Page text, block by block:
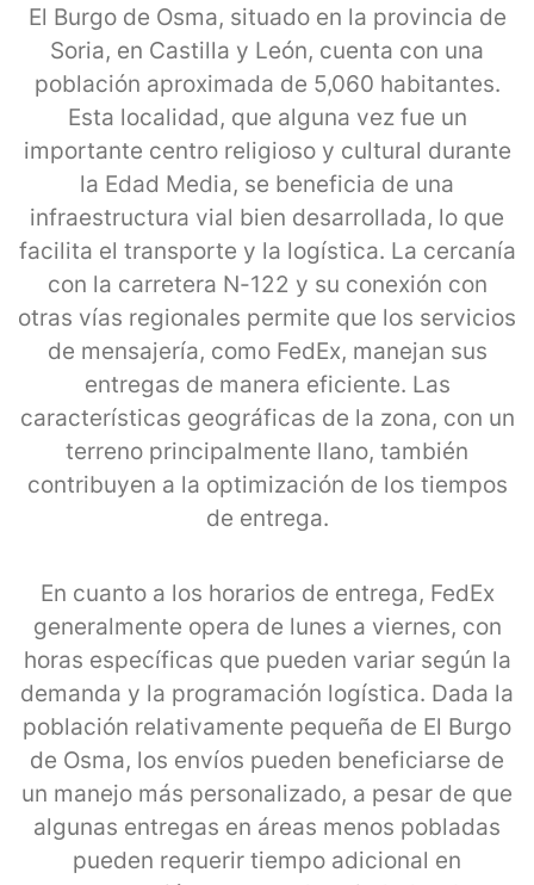
El Burgo de Osma, situado en la provincia de
Soria, en Castilla y León, cuenta con una
población aproximada de 5,060 habitantes.
Esta localidad, que alguna vez fue un
importante centro religioso y cultural durante
la Edad Media, se beneficia de una
infraestructura vial bien desarrollada, lo que
facilita el transporte y la logística. La cercanía
con la carretera N-122 y su conexión con
otras vías regionales permite que los servicios
de mensajería, como FedEx, manejan sus
entregas de manera eficiente. Las
características geográficas de la zona, con un
terreno principalmente llano, también
contribuyen a la optimización de los tiempos
de entrega.
En cuanto a los horarios de entrega, FedEx
generalmente opera de lunes a viernes, con
horas específicas que pueden variar según la
demanda y la programación logística. Dada la
población relativamente pequeña de El Burgo
de Osma, los envíos pueden beneficiarse de
un manejo más personalizado, a pesar de que
algunas entregas en áreas menos pobladas
pueden requerir tiempo adicional en